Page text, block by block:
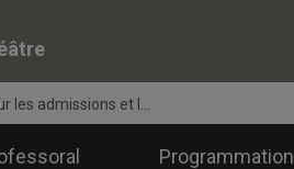
les admissions et l...
Programmation